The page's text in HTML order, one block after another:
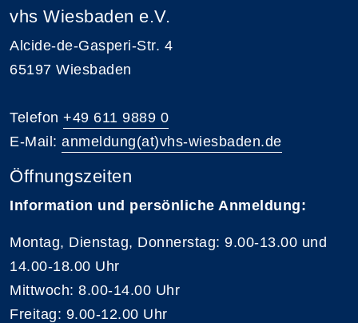
vhs Wiesbaden e.V.
Alcide-de-Gasperi-Str. 4
65197 Wiesbaden
Telefon +49 611 9889 0
E-Mail: anmeldung(at)vhs-wiesbaden.de
Öffnungszeiten
Information und persönliche Anmeldung:
Montag, Dienstag, Donnerstag: 9.00-13.00 und
14.00-18.00 Uhr
Mittwoch: 8.00-14.00 Uhr
Freitag: 9.00-12.00 Uhr